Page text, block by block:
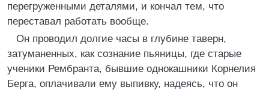
перегруженными деталями, и кончал тем, что
переставал работать вообще.
Он проводил долгие часы в глубине таверн,
затуманенных, как сознание пьяницы, где старые
ученики Рембранта, бывшие однокашники Корнелия
Берга, оплачивали ему выпивку, надеясь, что он